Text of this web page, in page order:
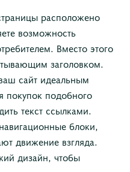
расположено
возможность
Вместо этого
заголовком.
сайт идеальным
покупок подобного
текст ссылками.
блоки,
движение взгляда.
дизайн, чтобы